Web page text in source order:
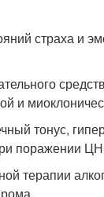
страха и
и
тонус,
поражении
терапии